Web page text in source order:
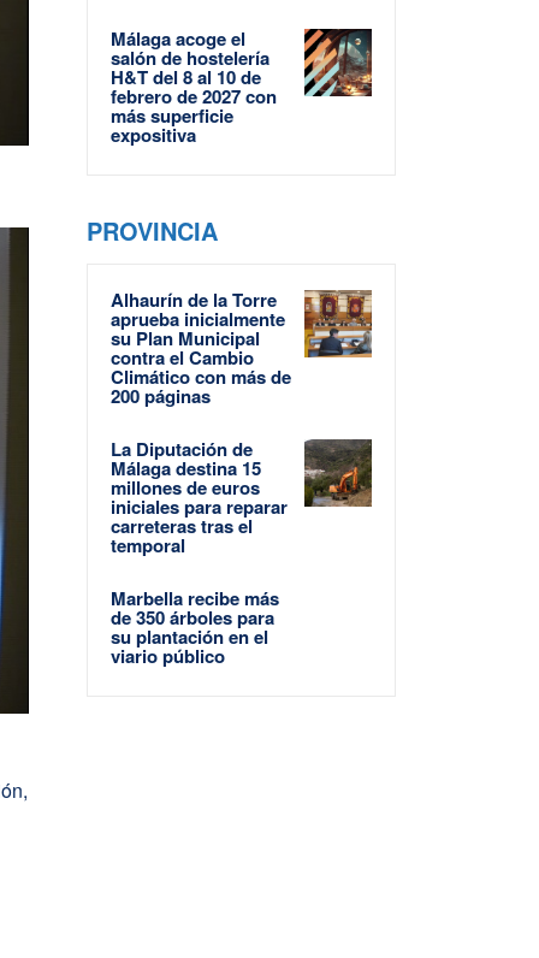
Málaga acoge el
salón de hostelería
H&T del 8 al 10 de
febrero de 2027 con
más superficie
expositiva
PROVINCIA
Alhaurín de la Torre
aprueba inicialmente
su Plan Municipal
contra el Cambio
Climático con más de
200 páginas
La Diputación de
Málaga destina 15
millones de euros
iniciales para reparar
carreteras tras el
temporal
Marbella recibe más
de 350 árboles para
su plantación en el
viario público